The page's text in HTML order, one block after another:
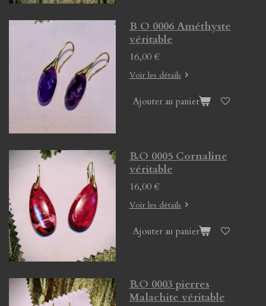
B O 0006 Améthyste
véritable
16,00 €
Voir les détails
Ajouter au panier
B.O 0005 Cornaline
véritable
16,00 €
Voir les détails
Ajouter au panier
B.O 0003 pierres
Malachite véritable